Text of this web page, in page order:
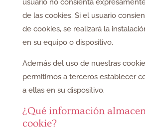
usuario no consienta
de las cookies. Si el usuario
de cookies, se realizará la
en su equipo o dispositivo.
Además del uso de nuestras
permitimos a terceros establecer
a ellas en su dispositivo.
¿Qué información
cookie?